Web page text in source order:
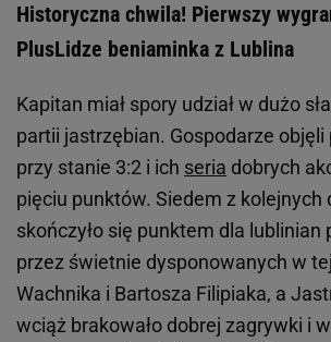
Historyczna chwila! Pierwszy
PlusLidze beniaminka z Lublina
Kapitan miał spory udział w dużo
partii jastrzębian. Gospodarze
przy stanie 3:2 i ich seria dobrych
pięciu punktów. Siedem z kolejnych
skończyło się punktem dla lublinian
przez świetnie dysponowanych w
Wachnika i Bartosza Filipiaka, a
wciąż brakowało dobrej zagrywki i